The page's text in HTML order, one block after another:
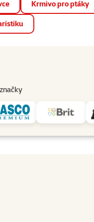
zoo.Více informací
Krmivo pro ptáky